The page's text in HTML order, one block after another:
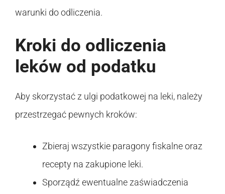
warunki do odliczenia.
Kroki do odliczenia
leków od podatku
Aby skorzystać z ulgi podatkowej na leki, należy
przestrzegać pewnych kroków:
Zbieraj wszystkie paragony fiskalne oraz
recepty na zakupione leki.
Sporządź ewentualne zaświadczenia